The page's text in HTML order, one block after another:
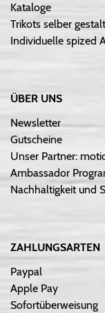
Kataloge
Trikots selber
Individuelle spized
ÜBER UNS
Newsletter
Gutscheine
Unser Partner:
Ambassador
Nachhaltigkeit und
ZAHLUNGSARTEN
Paypal
Apple Pay
Sofortüberweisung